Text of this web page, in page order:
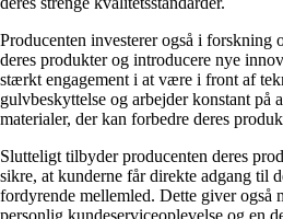
Producenten investerer også i
deres produkter og introducere nye
stærkt engagement i at være i front af
gulvbeskyttelse og arbejder konstant på
materialer, der kan forbedre deres
Slutteligt tilbyder producenten deres
sikre, at kunderne får direkte adgang til
fordyrende mellemled. Dette giver også